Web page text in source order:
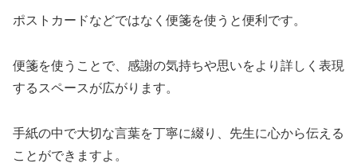
ポストカードなどではなく便箋を使うと便利です。
便箋を使うことで、感謝の気持ちや思いをより詳しく表現
するスペースが広がります。
手紙の中で大切な言葉を丁寧に綴り、先生に心から伝える
ことができますよ。